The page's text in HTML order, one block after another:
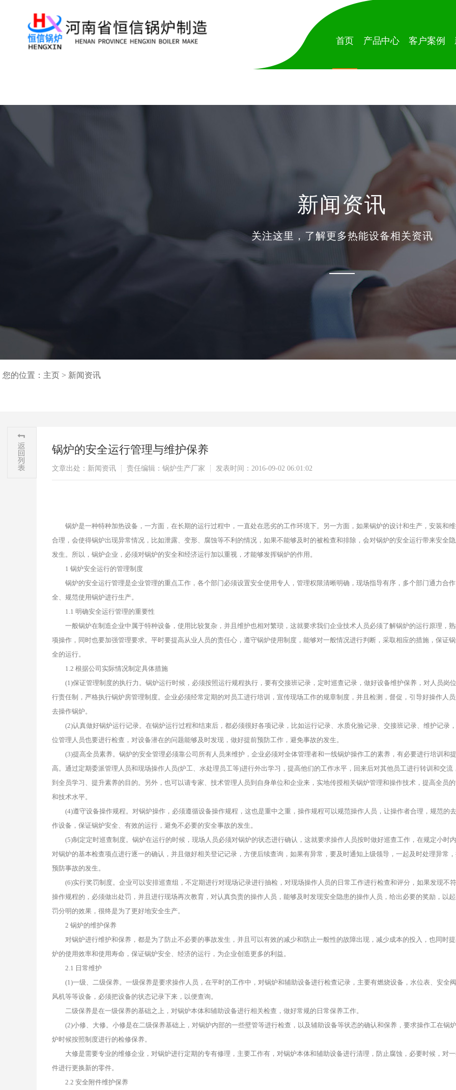
首页 产品中心 客户案例
新闻资讯
关注这里，了解更多热能设备相关资讯
您的位置： 主页 > 新闻资讯
锅炉的安全运行管理与维护保养
文章出处：新闻资讯 责任编辑：锅炉生产厂家 发表时间：2016-09-02 06:01:02
锅炉是一种特种加热设备，一方面，在长期的运行过程中，一直处在恶劣的工作环境下。另一方面，如果锅炉的设计和生产，安装和
合理，会使得锅炉出现异常情况，比如泄露、变形、腐蚀等不利的情况，如果不能够及时的被检查和排除，会对锅炉的安全运行带来安全
发生。所以，锅炉企业，必须对锅炉的安全和经济运行加以重视，才能够发挥锅炉的作用。
1 锅炉安全运行的管理制度
锅炉的安全运行管理是企业管理的重点工作，各个部门必须设置安全使用专人，管理权限清晰明确，现场指导有序，多个部门通力合
全、规范使用锅炉进行生产。
1.1 明确安全运行管理的重要性
一般锅炉在制造企业中属于特种设备，使用比较复杂，并且维护也相对繁琐，这就要求我们企业技术人员必须了解锅炉的运行原理，
项操作，同时也要加强管理要求。平时要提高从业人员的责任心，遵守锅炉使用制度，能够对一般情况进行判断，采取相应的措施，保证
全的运行。
1.2 根据公司实际情况制定具体措施
(1)保证管理制度的执行力。锅炉运行时候，必须按照运行规程执行，要有交接班记录，定时巡查记录，做好设备维护保养，对人员岗
行责任制，严格执行锅炉房管理制度。企业必须经常定期的对员工进行培训，宣传现场工作的规章制度，并且检测，督促，引导好操作人
去操作锅炉。
(2)认真做好锅炉运行记录。在锅炉运行过程和结束后，都必须很好各项记录，比如运行记录、水质化验记录、交接班记录、维护记录
位管理人员也要进行检查，对设备潜在的问题能够及时发现，做好提前预防工作，避免事故的发生。
(3)提高全员素养。锅炉的安全管理必须靠公司所有人员来维护，企业必须对全体管理者和一线锅炉操作工的素养，有必要进行培训和提
高。通过定期委派管理人员和现场操作人员(炉工、水处理员工等)进行外出学习，提高他们的工作水平，回来后对其他员工进行转训和交流
到全员学习、提升素养的目的。另外，也可以请专家、技术管理人员到自身单位和企业来，实地传授相关锅炉管理和操作技术，提高全员
和技术水平。
(4)遵守设备操作规程。对锅炉操作，必须遵循设备操作规程，这也是重中之重，操作规程可以规范操作人员，让操作者合理，规范的
作设备，保证锅炉安全、有效的运行，避免不必要的安全事故的发生。
(5)制定定时巡查制度。锅炉在运行的时候，现场人员必须对锅炉的状态进行确认，这就要求操作人员按时做好巡查工作，在规定小时内
对锅炉的基本检查项点进行逐一的确认，并且做好相关登记记录，方便后续查询，如果有异常，要及时通知上级领导，一起及时处理异常
预防事故的发生。
(6)实行奖罚制度。企业可以安排巡查组，不定期进行对现场记录进行抽检，对现场操作人员的日常工作进行检查和评分，如果发现不
操作规程的，必须做出处罚，并且进行现场再次教育，对认真负责的操作人员，能够及时发现安全隐患的操作人员，给出必要的奖励，以
罚分明的效果，很终是为了更好地安全生产。
2 锅炉的维护保养
对锅炉进行维护和保养，都是为了防止不必要的事故发生，并且可以有效的减少和防止一般性的故障出现，减少成本的投入，也同时
炉的使用效率和使用寿命，保证锅炉安全、经济的运行，为企业创造更多的利益。
2.1 日常维护
(1)一级、二级保养。一级保养是要求操作人员，在平时的工作中，对锅炉和辅助设备进行检查记录，主要有燃烧设备，水位表、安全阀
风机等等设备，必须把设备的状态记录下来，以便查询。
二级保养是在一级保养的基础之上，对锅炉本体和辅助设备进行相关检查，做好常规的日常保养工作。
(2)小修、大修。小修是在二级保养基础上，对锅炉内部的一些壁管等进行检查，以及辅助设备等状态的确认和保养，要求操作工在锅
炉时候按照制度进行的检修保养。
大修是需要专业的维修企业，对锅炉进行定期的专有修理，主要工作有，对锅炉本体和辅助设备进行清理，防止腐蚀，必要时候，对
件进行更换新的零件。
2.2 安全附件维护保养